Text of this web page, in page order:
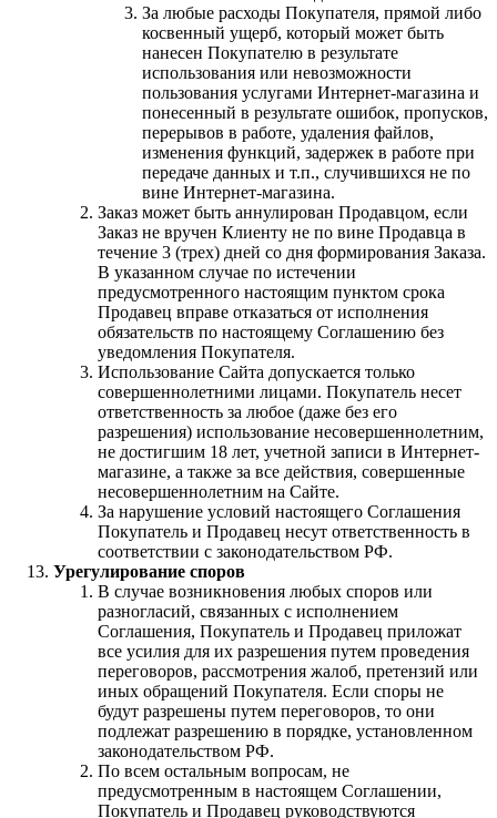
За любые расходы Покупателя, прямой либо
косвенный ущерб, который может быть
нанесен Покупателю в результате
использования или невозможности
пользования услугами Интернет-магазина и
понесенный в результате ошибок, пропусков,
перерывов в работе, удаления файлов,
изменения функций, задержек в работе при
передаче данных и т.п., случившихся не по
вине Интернет-магазина.
Заказ может быть аннулирован Продавцом, если
Заказ не вручен Клиенту не по вине Продавца в
течение 3 (трех) дней со дня формирования Заказа.
В указанном случае по истечении
предусмотренного настоящим пунктом срока
Продавец вправе отказаться от исполнения
обязательств по настоящему Соглашению без
уведомления Покупателя.
Использование Сайта допускается только
совершеннолетними лицами. Покупатель несет
ответственность за любое (даже без его
разрешения) использование несовершеннолетним,
не достигшим 18 лет, учетной записи в Интернет-
магазине, а также за все действия, совершенные
несовершеннолетним на Сайте.
За нарушение условий настоящего Соглашения
Покупатель и Продавец несут ответственность в
соответствии с законодательством РФ.
Урегулирование споров
В случае возникновения любых споров или
разногласий, связанных с исполнением
Соглашения, Покупатель и Продавец приложат
все усилия для их разрешения путем проведения
переговоров, рассмотрения жалоб, претензий или
иных обращений Покупателя. Если споры не
будут разрешены путем переговоров, то они
подлежат разрешению в порядке, установленном
законодательством РФ.
По всем остальным вопросам, не
предусмотренным в настоящем Соглашении,
Покупатель и Продавец руководствуются